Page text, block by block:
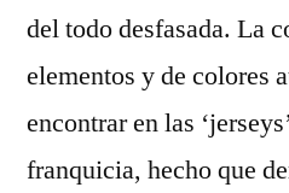
del todo desfasada. La
elementos y de colores
encontrar en las
franquicia, hecho que